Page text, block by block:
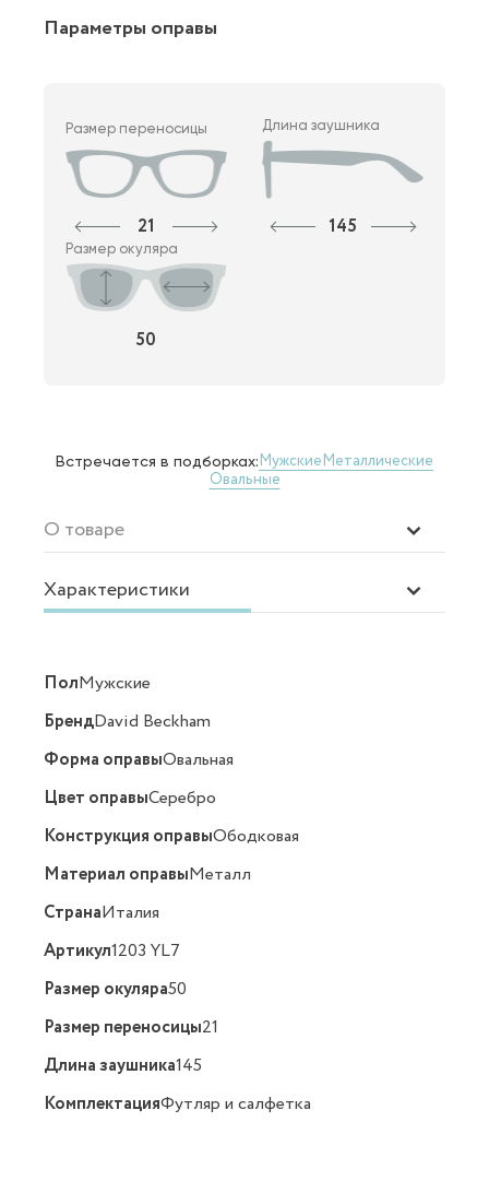
Параметры оправы
Размер переносицы
21
Длина заушника
145
Размер окуляра
50
Встречается в подборках:МужскиеМеталлические
Овальные
О товаре
Характеристики
ПолМужские
БрендDavid Beckham
Форма оправыОвальная
Цвет оправыСеребро
Конструкция оправыОбодковая
Материал оправыМеталл
СтранаИталия
Артикул1203 YL7
Размер окуляра50
Размер переносицы21
Длина заушника145
КомплектацияФутляр и салфетка